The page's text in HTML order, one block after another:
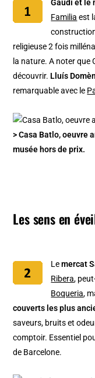
Gaudí et le
Familia est
religieuse 2 fois
la nature. A noter que
découvrir. Lluís
remarquable avec le
> Casa Batlo, oeuvre
musée hors de prix.
Les sens en
Lemercat
Ribera,
Boqueria,
couverts les plus
saveurs, bruits et
comptoir. Essentiel
de Barcelone.